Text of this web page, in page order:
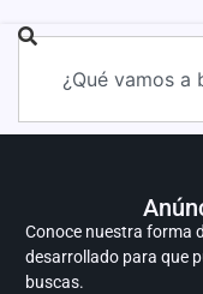
Conoce nuestra forma
desarrollado para que
buscas.